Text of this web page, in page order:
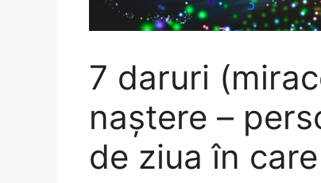
7 daruri
naștere –
de ziua în